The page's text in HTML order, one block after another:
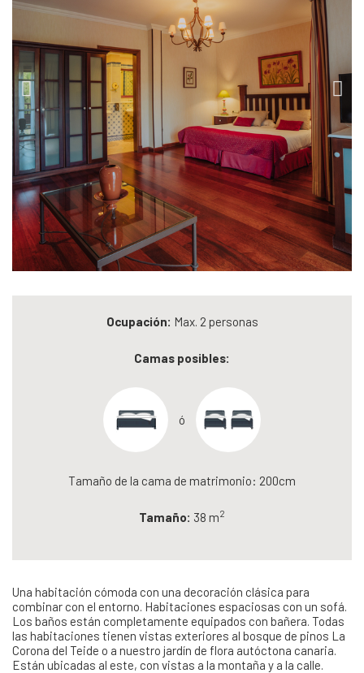
Ocupación: Max. 2 personas
Camas posibles:
ó
Tamaño de la cama de matrimonio: 200cm
Tamaño: 38 m2
Una habitación cómoda con una decoración clásica para
combinar con el entorno. Habitaciones espaciosas con un sofá.
Los baños están completamente equipados con bañera. Todas
las habitaciones tienen vistas exteriores al bosque de pinos La
Corona del Teide o a nuestro jardín de flora autóctona canaria.
Están ubicadas al este, con vistas a la montaña y a la calle.